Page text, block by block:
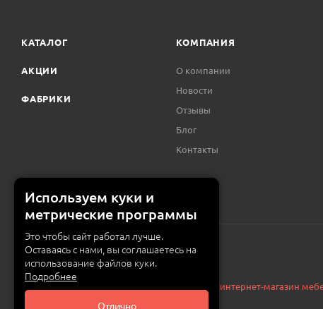
КАТАЛОГ
АКЦИИ
ФАБРИКИ
КОМПАНИЯ
О компании
Новости
Отзывы
Блог
Контакты
© 2015 — 2026 «MEBZILLA» (ex. 5UGLOV.IM) — интернет-магазин
Используем куки и
метрические программы
Это чтобы сайт работал лучше.
Оставаясь с нами, вы соглашаетесь на
использование файлов куки.
Подробнее
Отлично